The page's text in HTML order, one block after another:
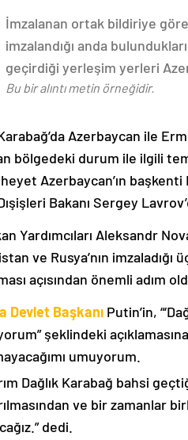
İmzalanan ortak bildiriye
imzalandığı anda
geçirdiği yerleşim yerleri
Bu bir alıntı metin örneğidir.
Azerbaycan ile
bölgedeki durum ile ilgili
Azerbaycan’ın
Bakanı Sergey
Yardımcıları Aleksandr
ve Rusya’nın
açısından önemli adım
Devlet Başkanı Putin’in,
şeklindeki
umuyorum.
Dağlık Karabağ bahsi
ve bir zamanlar
dedi.